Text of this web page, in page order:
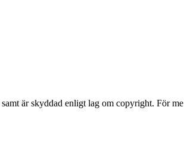
är skyddad enligt lag om copyright. För me